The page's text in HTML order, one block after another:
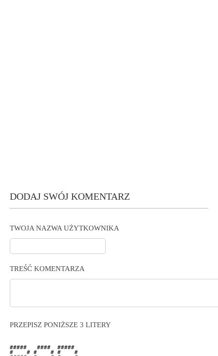
DODAJ SWÓJ KOMENTARZ
TWOJA NAZWA UŻYTKOWNIKA
TREŚĆ KOMENTARZA
PRZEPISZ PONIŻSZE 3 LITERY
#####   ####  #####
#    # #    # #    #